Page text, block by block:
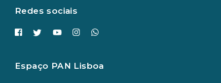
Redes sociais
Espaço PAN Lisboa